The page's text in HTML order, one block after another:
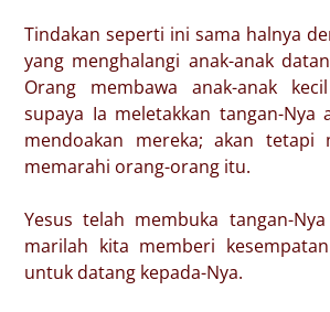
Tindakan seperti ini sama halnya
yang menghalangi anak-anak
Orang membawa anak-anak
supaya Ia meletakkan tangan-Nya
mendoakan mereka; akan tetapi
memarahi orang-orang itu.
Yesus telah membuka tangan-
marilah kita memberi
untuk datang kepada-Nya.